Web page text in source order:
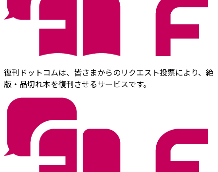
復刊ドットコムは、皆さまからのリクエスト投票により、絶
版・品切れ本を復刊させるサービスです。